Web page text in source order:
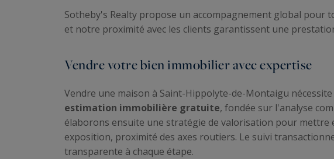
Sotheby's Realty propose un accompagnement global
et notre proximité avec les clients garantissent une
Vendre votre bien immobilier avec expertise
Vendre une maison à Saint-Hippolyte-de-Montaigu
estimation immobilière gratuite, fondée sur l'analyse
élaborons ensuite une stratégie de valorisation pour
exposition, proximité des axes routiers. Le suivi
transparente à chaque étape.